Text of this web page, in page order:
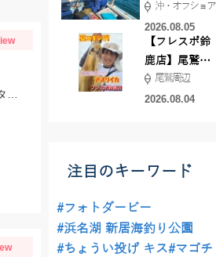
ラゴン登場！
沖・オフショア
2026.08.05
【フレスポ鈴
鹿店】尾鷲方
面にて夏イカ
エギング!!
尾鷲周辺
2026.08.04
注目のキーワード
#フォトダービー
#浜名湖 新居海釣り公園
#ちょうい投げ キス#マゴチ